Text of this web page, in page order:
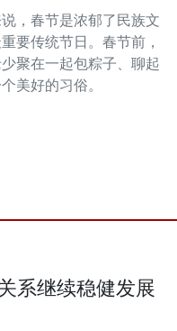
，春节是浓郁了民族文
要传统节日。春节前，
聚在一起包粽子、聊起
美好的习俗。
系继续稳健发展